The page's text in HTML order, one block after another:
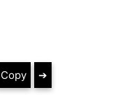
Copy ➔